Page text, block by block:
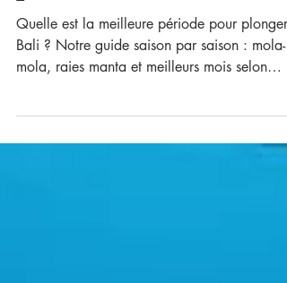
par site
Quelle est la meilleure période pour plonger